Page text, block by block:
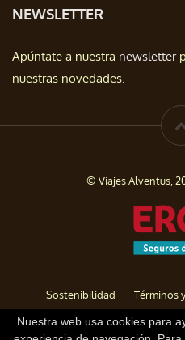
NEWSLETTER
Apúntate a nuestra newsletter
nuestras novedades.
© Viajes Alventus,
Sostenibilidad Términos
Política de privacidad
Nuestra web usa cookies para